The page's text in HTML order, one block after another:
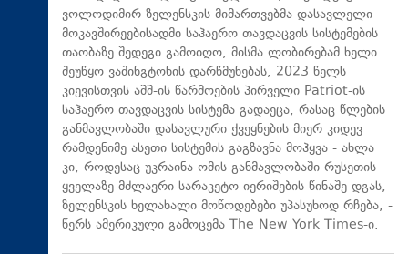
ვოლოდიმირ ზელენსკის მიმართვებმა დასავლელი
მოკავშირეებისადმი საჰაერო თავდაცვის სისტემების
თაობაზე შედეგი გამოიღო, მისმა ლობირებამ ხელი
შეუწყო ვაშინგტონის დარწმუნებას, 2023 წელს
კიევისთვის აშშ-ის წარმოების პირველი Patriot-ის
საჰაერო თავდაცვის სისტემა გადაეცა, რასაც წლების
განმავლობაში დასავლური ქვეყნების მიერ კიდევ
რამდენიმე ასეთი სისტემის გაგზავნა მოჰყვა - ახლა
კი, როდესაც უკრაინა ომის განმავლობაში რუსეთის
ყველაზე მძლავრი სარაკეტო იერიშების წინაშე დგას,
ზელენსკის ხელახალი მოწოდებები უპასუხოდ რჩება, -
წერს ამერიკული გამოცემა The New York Times-ი.